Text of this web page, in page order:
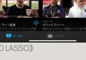
LASSO》